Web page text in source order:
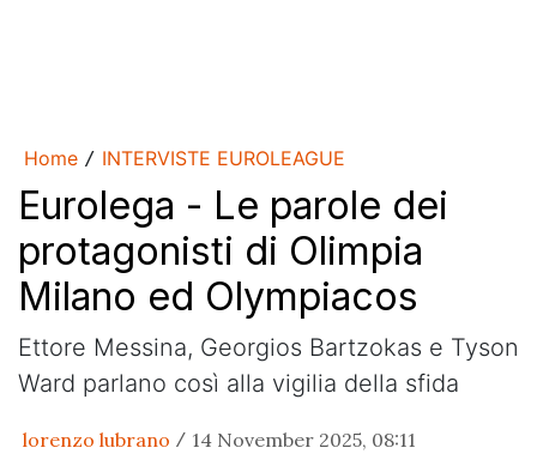
Home / INTERVISTE EUROLEAGUE
Eurolega - Le parole dei
protagonisti di Olimpia
Milano ed Olympiacos
Ettore Messina, Georgios Bartzokas e Tyson
Ward parlano così alla vigilia della sfida
lorenzo lubrano / 14 November 2025, 08:11